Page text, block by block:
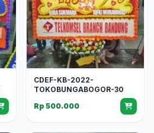
CDEF-KB-2022-
TOKOBUNGABOGOR-30
Rp 500.000